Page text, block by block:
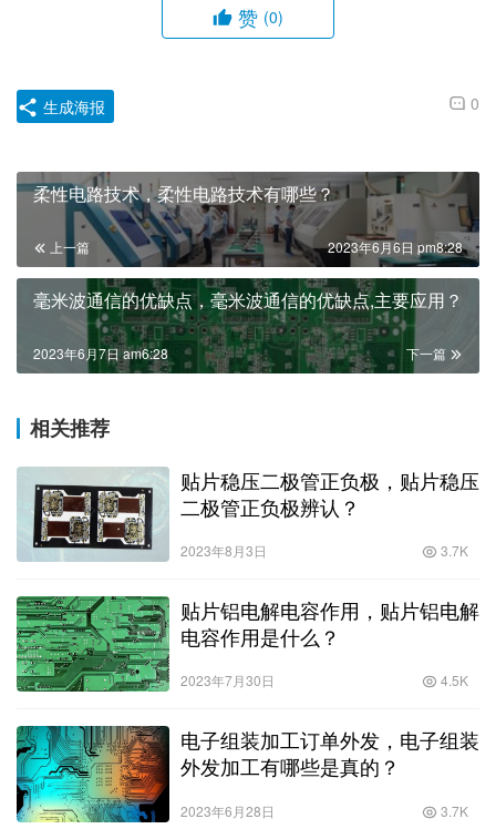
赞 (0)
0
生成海报
柔性电路技术，柔性电路技术有哪些？
上一篇 2023年6月6日 pm8:28
毫米波通信的优缺点，毫米波通信的优缺点,主要应用？
下一篇
2023年6月7日 am6:28
相关推荐
贴片稳压二极管正负极，贴片稳压
二极管正负极辨认？
2023年8月3日 3.7K
贴片铝电解电容作用，贴片铝电解
电容作用是什么？
2023年7月30日 4.5K
电子组装加工订单外发，电子组装
外发加工有哪些是真的？
2023年6月28日 3.7K